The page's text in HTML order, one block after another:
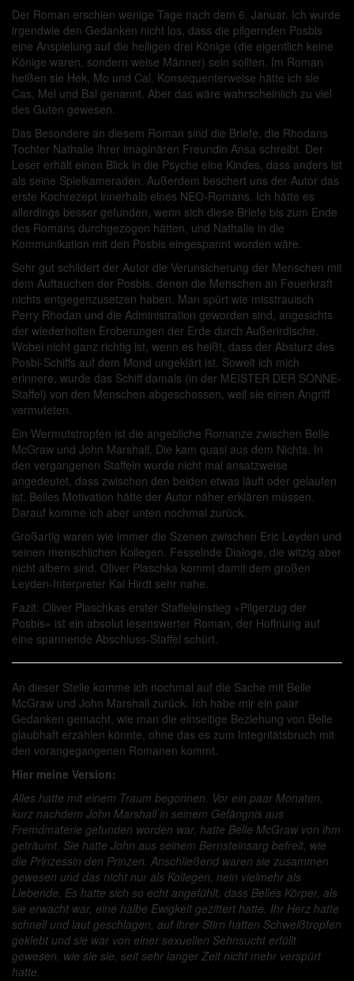
Der Roman erschien wenige Tage nach dem 6. Januar. Ich wurde
irgendwie den Gedanken nicht los, dass die pilgernden Posbis
eine Anspielung auf die heiligen drei Könige (die eigentlich keine
Könige waren, sondern weise Männer) sein sollten. Im Roman
heißen sie Hek, Mo und Cal. Konsequenterweise hätte ich sie
Cas, Mel und Bal genannt. Aber das wäre wahrscheinlich zu viel
des Guten gewesen.
Das Besondere an diesem Roman sind die Briefe, die Rhodans
Tochter Nathalie ihrer imaginären Freundin Ansa schreibt. Der
Leser erhält einen Blick in die Psyche eine Kindes, dass anders ist
als seine Spielkameraden. Außerdem beschert uns der Autor das
erste Kochrezept innerhalb eines NEO-Romans. Ich hätte es
allerdings besser gefunden, wenn sich diese Briefe bis zum Ende
des Romans durchgezogen hätten, und Nathalie in die
Kommunikation mit den Posbis eingespannt worden wäre.
Sehr gut schildert der Autor die Verunsicherung der Menschen mit
dem Auftauchen der Posbis, denen die Menschen an Feuerkraft
nichts entgegenzusetzen haben. Man spürt wie misstrauisch
Perry Rhodan und die Administration geworden sind, angesichts
der wiederholten Eroberungen der Erde durch Außerirdische.
Wobei nicht ganz richtig ist, wenn es heißt, dass der Absturz des
Posbi-Schiffs auf dem Mond ungeklärt ist. Soweit ich mich
erinnere, wurde das Schiff damals (in der MEISTER DER SONNE-
Staffel) von den Menschen abgeschossen, weil sie einen Angriff
vermuteten.
Ein Wermutstropfen ist die angebliche Romanze zwischen Belle
McGraw und John Marshall. Die kam quasi aus dem Nichts. In
den vergangenen Staffeln wurde nicht mal ansatzweise
angedeutet, dass zwischen den beiden etwas läuft oder gelaufen
ist. Belles Motivation hätte der Autor näher erklären müssen.
Darauf komme ich aber unten nochmal zurück.
Großartig waren wie immer die Szenen zwischen Eric Leyden und
seinen menschlichen Kollegen. Fesselnde Dialoge, die witzig aber
nicht albern sind. Oliver Plaschka kommt damit dem großen
Leyden-Interpreter Kai Hirdt sehr nahe.
Fazit: Oliver Plaschkas erster Staffeleinstieg »Pilgerzug der
Posbis« ist ein absolut lesenswerter Roman, der Hoffnung auf
eine spannende Abschluss-Staffel schürt.
An dieser Stelle komme ich nochmal auf die Sache mit Belle
McGraw und John Marshall zurück. Ich habe mir ein paar
Gedanken gemacht, wie man die einseitige Beziehung von Belle
glaubhaft erzählen könnte, ohne das es zum Integritätsbruch mit
den vorangegangenen Romanen kommt.
Hier meine Version:
Alles hatte mit einem Traum begonnen. Vor ein paar Monaten,
kurz nachdem John Marshall in seinem Gefängnis aus
Fremdmaterie gefunden worden war, hatte Belle McGraw von ihm
geträumt. Sie hatte John aus seinem Bernsteinsarg befreit, wie
die Prinzessin den Prinzen. Anschließend waren sie zusammen
gewesen und das nicht nur als Kollegen, nein vielmehr als
Liebende. Es hatte sich so echt angefühlt, dass Belles Körper, als
sie erwacht war, eine halbe Ewigkeit gezittert hatte. Ihr Herz hatte
schnell und laut geschlagen, auf ihrer Stirn hatten Schweißtropfen
geklebt und sie war von einer sexuellen Sehnsucht erfüllt
gewesen, wie sie sie, seit sehr langer Zeit nicht mehr verspürt
hatte.